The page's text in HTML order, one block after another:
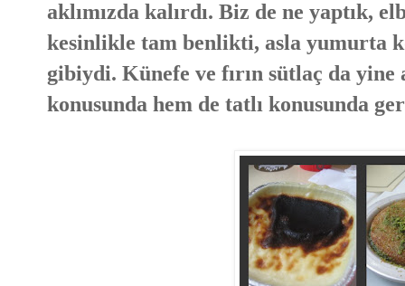
aklımızda kalırdı. Biz de ne yaptık,
kesinlikle tam benlikti, asla yumurta
gibiydi. Künefe ve fırın sütlaç da
konusunda hem de tatlı konusunda